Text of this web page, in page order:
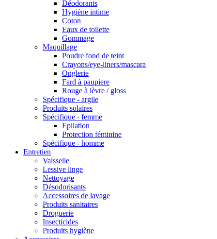
Déodorants
Hygiène intime
Coton
Eaux de toilette
Gommage
Maquillage
Poudre fond de teint
Crayons/eye-liners/mascara
Onglerie
Fard à paupiere
Rouge à lèvre / gloss
Spécifique - argile
Produits solaires
Spécifique - femme
Epilation
Protection féminine
Spécifique - homme
Entretien
Vaisselle
Lessive linge
Nettoyage
Désodorisants
Accessoires de lavage
Produits sanitaires
Droguerie
Insecticides
Produits hygiène